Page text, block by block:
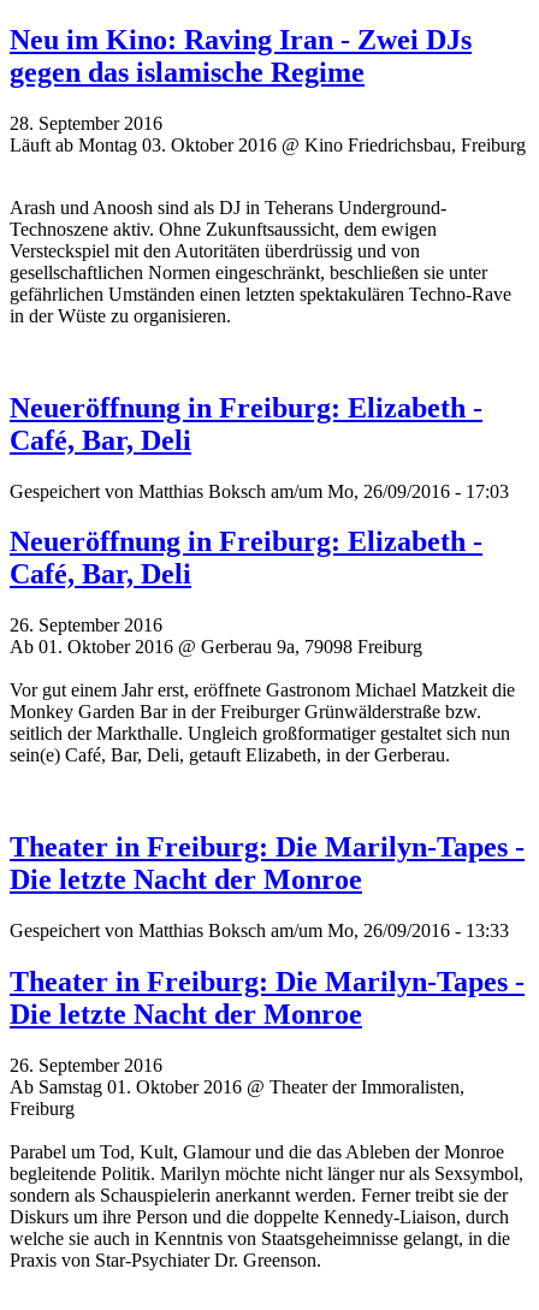
Neu im Kino: Raving Iran - Zwei DJs
gegen das islamische Regime
28. September 2016
Läuft ab Montag 03. Oktober 2016 @ Kino Friedrichsbau, Freiburg
Arash und Anoosh sind als DJ in Teherans Underground-
Technoszene aktiv. Ohne Zukunftsaussicht, dem ewigen
Versteckspiel mit den Autoritäten überdrüssig und von
gesellschaftlichen Normen eingeschränkt, beschließen sie unter
gefährlichen Umständen einen letzten spektakulären Techno-Rave
in der Wüste zu organisieren.
Neueröffnung in Freiburg: Elizabeth -
Café, Bar, Deli
Gespeichert von Matthias Boksch am/um Mo, 26/09/2016 - 17:03
Neueröffnung in Freiburg: Elizabeth -
Café, Bar, Deli
26. September 2016
Ab 01. Oktober 2016 @ Gerberau 9a, 79098 Freiburg
Vor gut einem Jahr erst, eröffnete Gastronom Michael Matzkeit die
Monkey Garden Bar in der Freiburger Grünwälderstraße bzw.
seitlich der Markthalle. Ungleich großformatiger gestaltet sich nun
sein(e) Café, Bar, Deli, getauft Elizabeth, in der Gerberau.
Theater in Freiburg: Die Marilyn-Tapes -
Die letzte Nacht der Monroe
Gespeichert von Matthias Boksch am/um Mo, 26/09/2016 - 13:33
Theater in Freiburg: Die Marilyn-Tapes -
Die letzte Nacht der Monroe
26. September 2016
Ab Samstag 01. Oktober 2016 @ Theater der Immoralisten,
Freiburg
Parabel um Tod, Kult, Glamour und die das Ableben der Monroe
begleitende Politik. Marilyn möchte nicht länger nur als Sexsymbol,
sondern als Schauspielerin anerkannt werden. Ferner treibt sie der
Diskurs um ihre Person und die doppelte Kennedy-Liaison, durch
welche sie auch in Kenntnis von Staatsgeheimnisse gelangt, in die
Praxis von Star-Psychiater Dr. Greenson.